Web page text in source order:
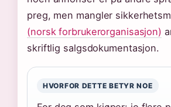
preg, men mangler
(norsk forbrukerorganisasjon)
skriftlig salgsdokumentasjon.
HVORFOR DETTE BETYR NOE